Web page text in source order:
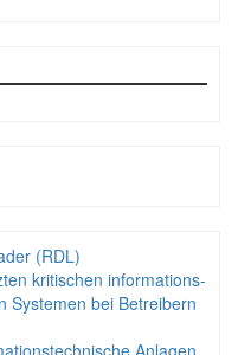
(RDL)
kritischen informations-
Systemen bei Betreibern